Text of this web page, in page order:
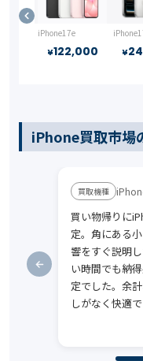
iPhone17e
¥122,000
¥
iPhone買取市場
買い物帰りに
定。角にある
響をすぐ説明
い時間でも納
定でした。余
しがなく快適で